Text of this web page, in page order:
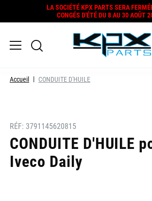
LA SOCIÉTÉ KPX PARTS SERA
CONGÉS D'ÉTÉ DU 8 AU 30 AOÛT
Accueil CONDUITE D'HUILE
RÉF: 3791145620815
CONDUITE D'HUILE
Iveco Daily